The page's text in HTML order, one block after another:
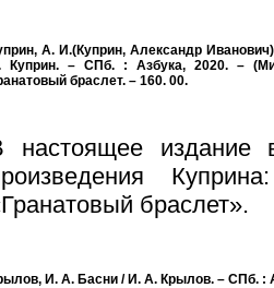
А. И.(Куприн, Александр
Куприн. – СПб. : Азбука, 2020. –
браслет. – 160. 00.
настоящее издание
браслет».
И. А. Басни / И. А. Крылов. – СПб. :